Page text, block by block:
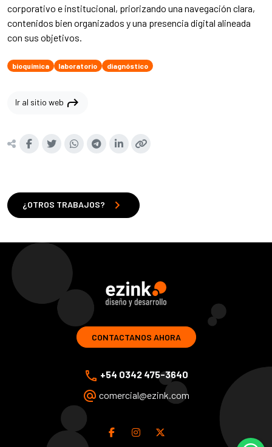
corporativo e institucional, priorizando una navegación clara,
contenidos bien organizados y una presencia digital alineada
con sus objetivos.
bioquímica laboratorio diagnóstico
Ir al sitio web shortcut
¿OTROS TRABAJOS? chevron_right
ezink | diseno y desarrollo de soluciones web
CONTACTANOS AHORA
phone +54 0342 475-3640
alternate_email comercial@ezink.com